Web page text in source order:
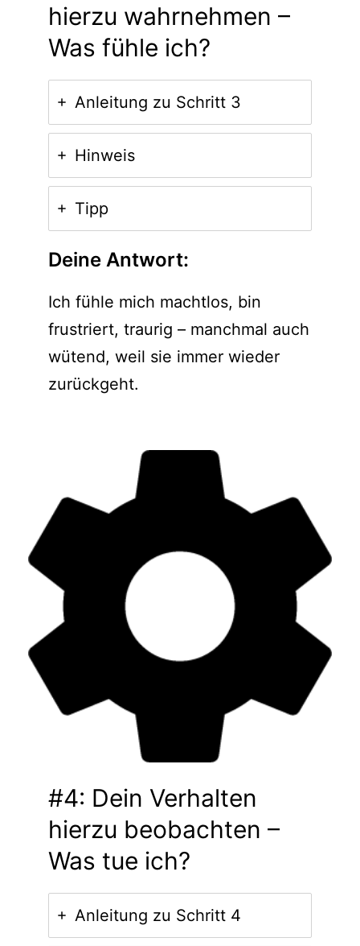
hierzu wahrnehmen –
Was fühle ich?
Anleitung zu Schritt 3
Hinweis
Tipp
Deine Antwort:
Ich fühle mich machtlos, bin
frustriert, traurig – manchmal auch
wütend, weil sie immer wieder
zurückgeht.
#4: Dein Verhalten
hierzu beobachten –
Was tue ich?
Anleitung zu Schritt 4